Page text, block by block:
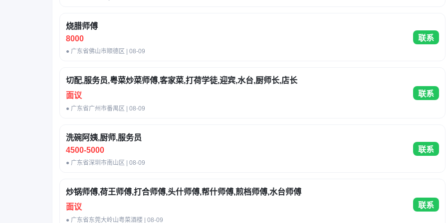
烧腊师傅
8000
● 广东省佛山市顺德区 | 08-09
联系
切配,服务员,粤菜炒菜师傅,客家菜,打荷学徒,迎宾,水台,厨师长,店长
面议
● 广东省广州市番禺区 | 08-09
联系
洗碗阿姨,厨师,服务员
4500-5000
● 广东省深圳市南山区 | 08-09
联系
炒锅师傅,荷王师傅,打合师傅,头什师傅,帮什师傅,煎档师傅,水台师傅
面议
● 广东省东莞大岭山粤菜酒楼 | 08-09
联系